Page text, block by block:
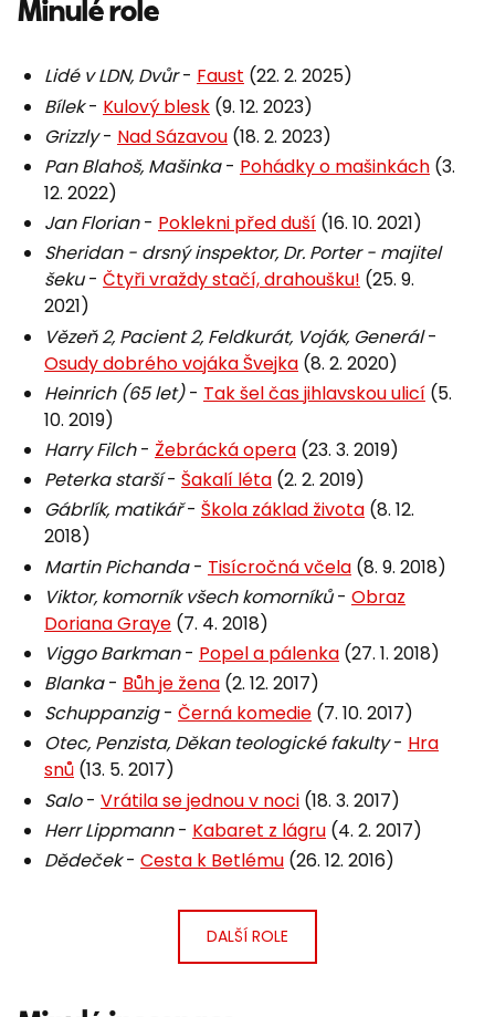
Minulé role
Lidé v LDN, Dvůr- Faust (22. 2. 2025)
Bílek- Kulový blesk (9. 12. 2023)
Grizzly- Nad Sázavou (18. 2. 2023)
Pan Blahoš, Mašinka- Pohádky o mašinkách (3.
12. 2022)
Jan Florian- Poklekni před duší (16. 10. 2021)
Sheridan - drsný inspektor, Dr. Porter - majitel
šeku- Čtyři vraždy stačí, drahoušku! (25. 9.
2021)
Vězeň 2, Pacient 2, Feldkurát, Voják, Generál-
Osudy dobrého vojáka Švejka (8. 2. 2020)
Heinrich (65 let)- Tak šel čas jihlavskou ulicí (5.
10. 2019)
Harry Filch- Žebrácká opera (23. 3. 2019)
Peterka starší- Šakalí léta (2. 2. 2019)
Gábrlík, matikář- Škola základ života (8. 12.
2018)
Martin Pichanda- Tisícročná včela (8. 9. 2018)
Viktor, komorník všech komorníků- Obraz
Doriana Graye (7. 4. 2018)
Viggo Barkman- Popel a pálenka (27. 1. 2018)
Blanka- Bůh je žena (2. 12. 2017)
Schuppanzig- Černá komedie (7. 10. 2017)
Otec, Penzista, Děkan teologické fakulty- Hra
snů (13. 5. 2017)
Salo- Vrátila se jednou v noci (18. 3. 2017)
Herr Lippmann- Kabaret z lágru (4. 2. 2017)
Dědeček- Cesta k Betlému (26. 12. 2016)
DALŠÍ ROLE